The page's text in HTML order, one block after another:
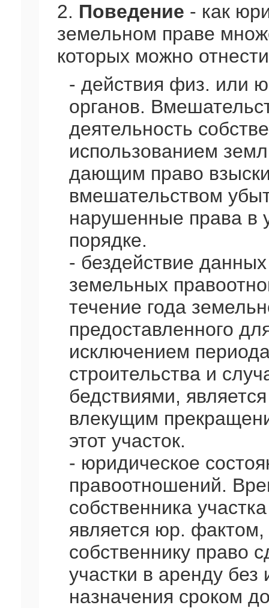
2. Поведение - как
земельном праве
которых можно
- действия физ. или
органов.
деятельность
использованием
дающим право
вмешательством
нарушенные права в
порядке.
- бездействие
земельных
течение года
предоставленного
исключением
строительства и
бедствиями,
влекущим
этот участок.
- юридическое
правоотношений.
собственника
является юр.
собственнику право
участки в аренду
назначения сроком